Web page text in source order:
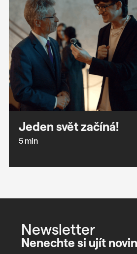
Jeden svět začíná!
5 min
Newsletter
Nenechte si ujít